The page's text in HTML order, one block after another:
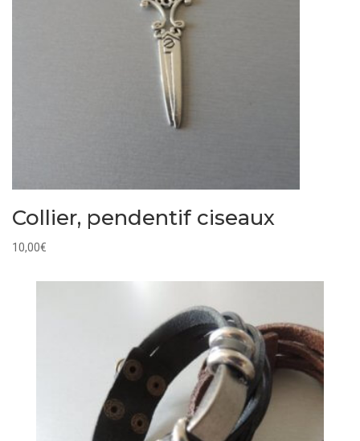
Collier, pendentif ciseaux
10,00€